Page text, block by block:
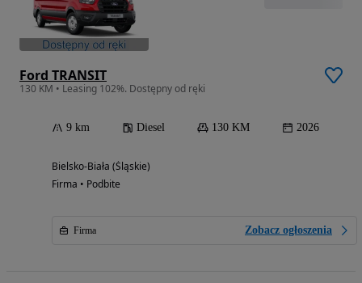
Ford TRANSIT
130 KM • Leasing 102%. Dostępny od ręki
9 km Diesel 130 KM 2026
Bielsko-Biała (Śląskie)
Firma • Podbite
Firma Zobacz ogłoszenia